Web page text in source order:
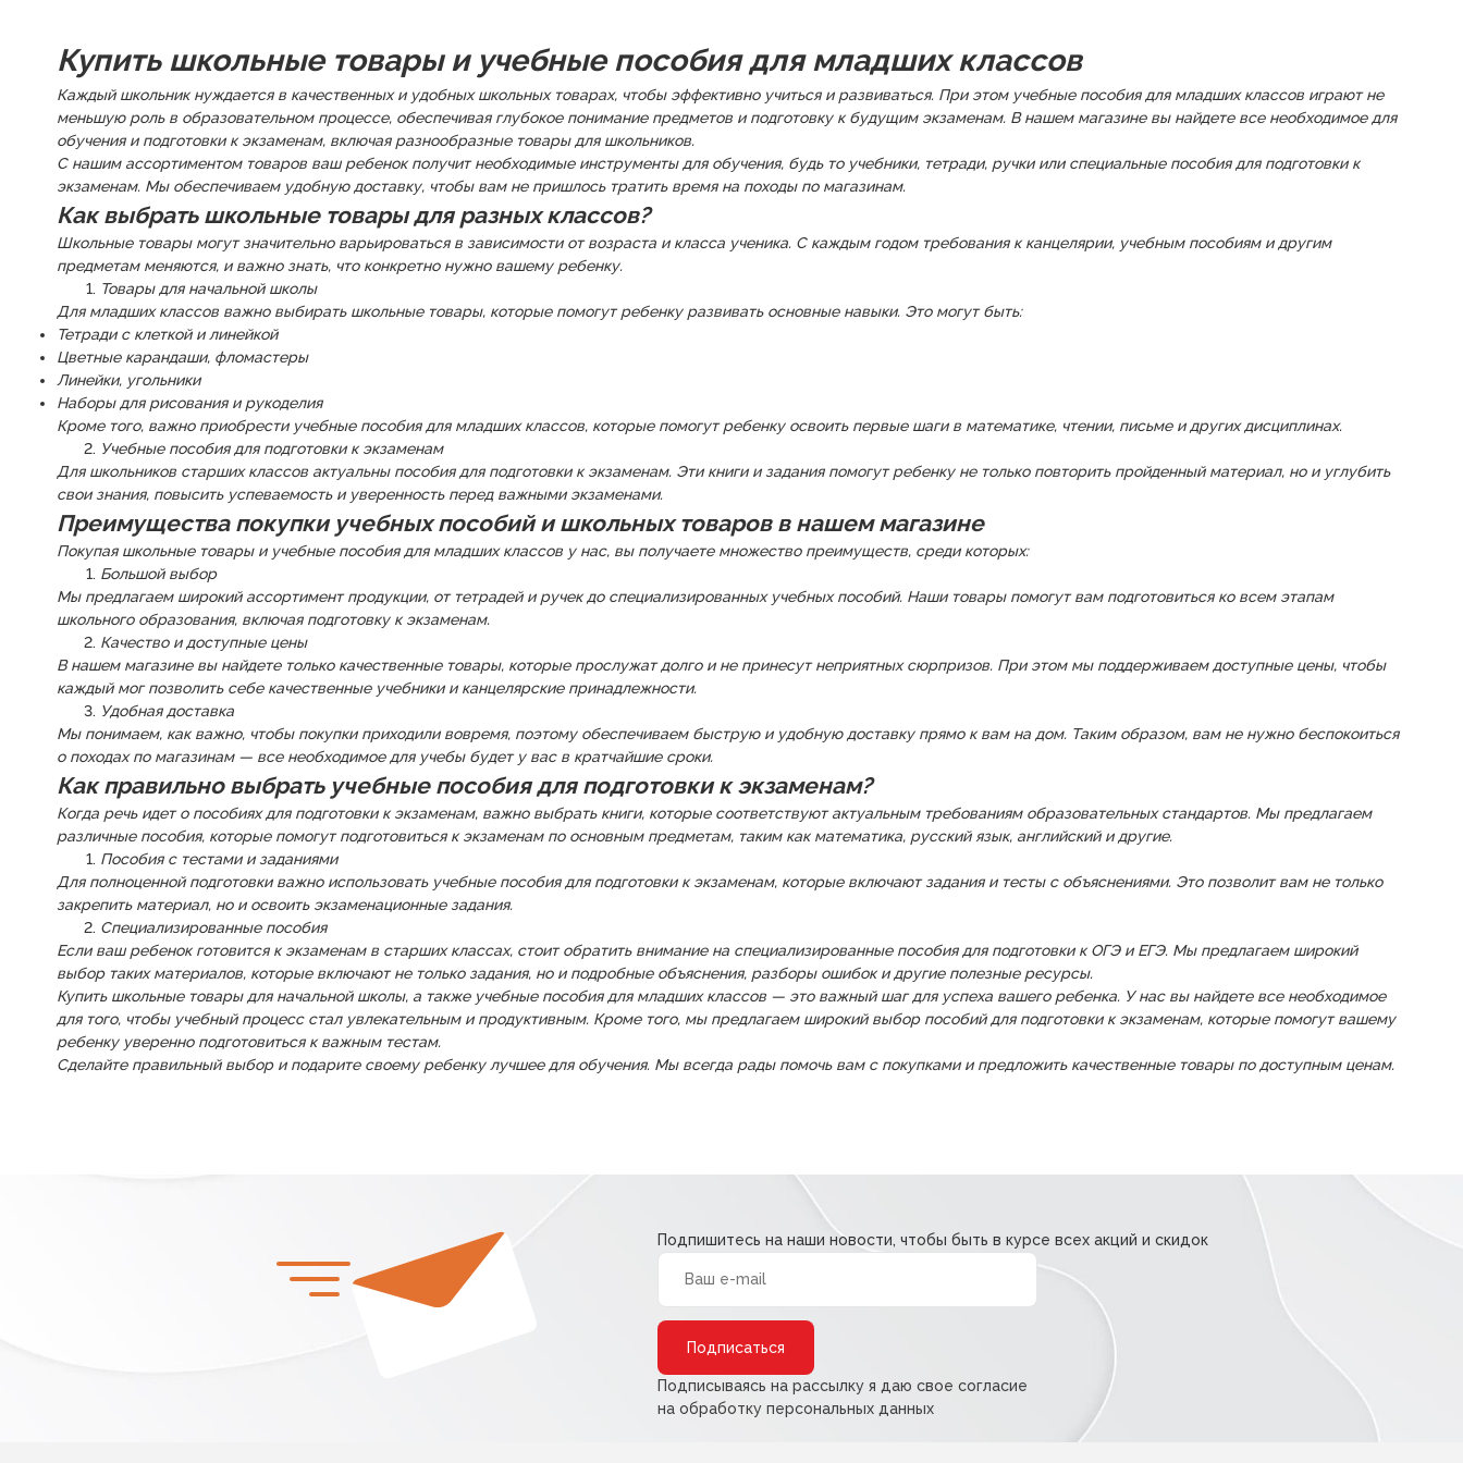
Купить школьные товары и учебные пособия для младших классов
Каждый школьник нуждается в качественных и удобных школьных товарах, чтобы эффективно учиться и развиваться. При этом учебные пособия для младших классов играют не
меньшую роль в образовательном процессе, обеспечивая глубокое понимание предметов и подготовку к будущим экзаменам. В нашем магазине вы найдете все необходимое для
обучения и подготовки к экзаменам, включая разнообразные товары для школьников.
С нашим ассортиментом товаров ваш ребенок получит необходимые инструменты для обучения, будь то учебники, тетради, ручки или специальные пособия для подготовки к
экзаменам. Мы обеспечиваем удобную доставку, чтобы вам не пришлось тратить время на походы по магазинам.
Как выбрать школьные товары для разных классов?
Школьные товары могут значительно варьироваться в зависимости от возраста и класса ученика. С каждым годом требования к канцелярии, учебным пособиям и другим
предметам меняются, и важно знать, что конкретно нужно вашему ребенку.
Товары для начальной школы
Для младших классов важно выбирать школьные товары, которые помогут ребенку развивать основные навыки. Это могут быть:
Тетради с клеткой и линейкой
Цветные карандаши, фломастеры
Линейки, угольники
Наборы для рисования и рукоделия
Кроме того, важно приобрести учебные пособия для младших классов, которые помогут ребенку освоить первые шаги в математике, чтении, письме и других дисциплинах.
Учебные пособия для подготовки к экзаменам
Для школьников старших классов актуальны пособия для подготовки к экзаменам. Эти книги и задания помогут ребенку не только повторить пройденный материал, но и углубить
свои знания, повысить успеваемость и уверенность перед важными экзаменами.
Преимущества покупки учебных пособий и школьных товаров в нашем магазине
Покупая школьные товары и учебные пособия для младших классов у нас, вы получаете множество преимуществ, среди которых:
Большой выбор
Мы предлагаем широкий ассортимент продукции, от тетрадей и ручек до специализированных учебных пособий. Наши товары помогут вам подготовиться ко всем этапам
школьного образования, включая подготовку к экзаменам.
Качество и доступные цены
В нашем магазине вы найдете только качественные товары, которые прослужат долго и не принесут неприятных сюрпризов. При этом мы поддерживаем доступные цены, чтобы
каждый мог позволить себе качественные учебники и канцелярские принадлежности.
Удобная доставка
Мы понимаем, как важно, чтобы покупки приходили вовремя, поэтому обеспечиваем быструю и удобную доставку прямо к вам на дом. Таким образом, вам не нужно беспокоиться
о походах по магазинам — все необходимое для учебы будет у вас в кратчайшие сроки.
Как правильно выбрать учебные пособия для подготовки к экзаменам?
Когда речь идет о пособиях для подготовки к экзаменам, важно выбрать книги, которые соответствуют актуальным требованиям образовательных стандартов. Мы предлагаем
различные пособия, которые помогут подготовиться к экзаменам по основным предметам, таким как математика, русский язык, английский и другие.
Пособия с тестами и заданиями
Для полноценной подготовки важно использовать учебные пособия для подготовки к экзаменам, которые включают задания и тесты с объяснениями. Это позволит вам не только
закрепить материал, но и освоить экзаменационные задания.
Специализированные пособия
Если ваш ребенок готовится к экзаменам в старших классах, стоит обратить внимание на специализированные пособия для подготовки к ОГЭ и ЕГЭ. Мы предлагаем широкий
выбор таких материалов, которые включают не только задания, но и подробные объяснения, разборы ошибок и другие полезные ресурсы.
Купить школьные товары для начальной школы, а также учебные пособия для младших классов — это важный шаг для успеха вашего ребенка. У нас вы найдете все необходимое
для того, чтобы учебный процесс стал увлекательным и продуктивным. Кроме того, мы предлагаем широкий выбор пособий для подготовки к экзаменам, которые помогут вашему
ребенку уверенно подготовиться к важным тестам.
Сделайте правильный выбор и подарите своему ребенку лучшее для обучения. Мы всегда рады помочь вам с покупками и предложить качественные товары по доступным ценам.
Подпишитесь на наши новости, чтобы быть в курсе всех акций и скидок
Подписываясь на рассылку я даю свое согласие
на обработку персональных данных